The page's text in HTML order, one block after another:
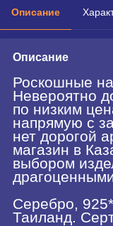
Описание
Описание
Роскошные
Невероятно
по низким
напрямую с
нет дорогой
магазин в
выбором
Серебро,
Таиланд.